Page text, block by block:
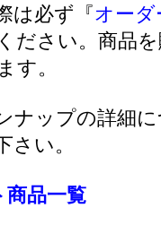
は必ず『オーダ
ださい。商品
す。
ナップの詳細
さい。
商品一覧